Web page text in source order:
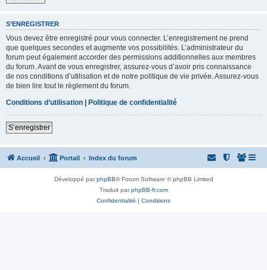
S’ENREGISTRER
Vous devez être enregistré pour vous connecter. L’enregistrement ne prend
que quelques secondes et augmente vos possibilités. L’administrateur du
forum peut également accorder des permissions additionnelles aux membres
du forum. Avant de vous enregistrer, assurez-vous d’avoir pris connaissance
de nos conditions d’utilisation et de notre politique de vie privée. Assurez-vous
de bien lire tout le règlement du forum.
Conditions d’utilisation | Politique de confidentialité
S’enregistrer
Accueil Portail Index du forum
Développé parphpBB® Forum Software © phpBB Limited
Traduit parphpBB-fr.com
Confidentialité | Conditions